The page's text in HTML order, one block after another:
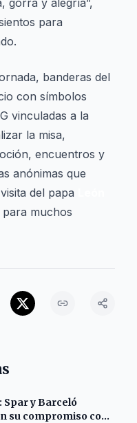
gorra y alegría”,
para
banderas del
con símbolos
vinculadas a la
la misa,
encuentros y
anónimas que
del papa
muchos
Spar y Barceló
su compromiso con